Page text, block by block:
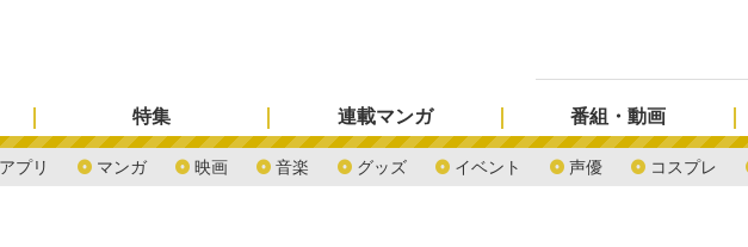
プリ マンガ 映画 音楽 グッズ イベント 声優 コスプレ
特集 連載マンガ 番組・動画